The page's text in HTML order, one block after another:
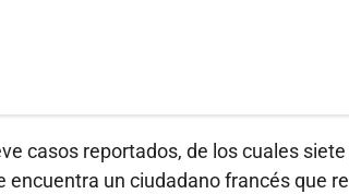
casos reportados, de los cuales
encuentra un ciudadano francés que